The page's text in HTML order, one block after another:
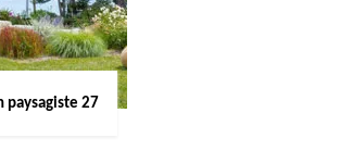
paysagiste 27